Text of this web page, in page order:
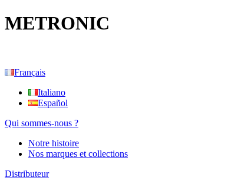
METRONIC
Français
Italiano
Español
Qui sommes-nous ?
Notre histoire
Nos marques et collections
Distributeur